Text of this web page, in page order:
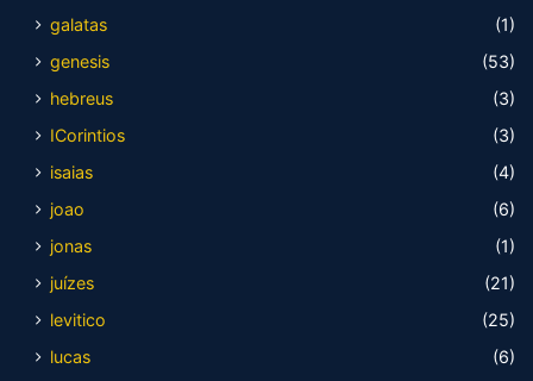
galatas
(1)
genesis
(53)
hebreus
(3)
ICorintios
(3)
isaias
(4)
joao
(6)
jonas
(1)
juízes
(21)
levitico
(25)
lucas
(6)